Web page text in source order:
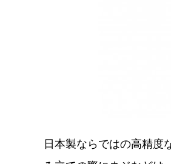
日本製ならではの高精度